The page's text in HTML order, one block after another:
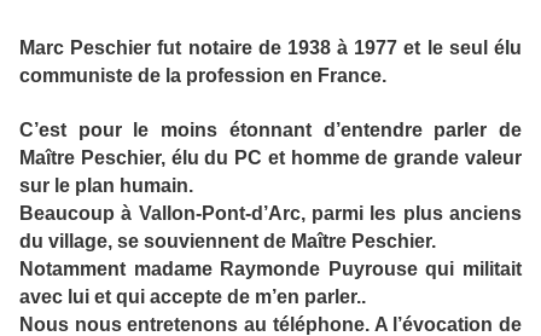
Marc Peschier fut notaire de 1938 à 1977 et le seul élu
communiste de la profession en France.
C’est pour le moins étonnant d’entendre parler de
Maître Peschier, élu du PC et homme de grande valeur
sur le plan humain.
Beaucoup à Vallon-Pont-d’Arc, parmi les plus anciens
du village, se souviennent de Maître Peschier.
Notamment madame Raymonde Puyrouse qui militait
avec lui et qui accepte de m’en parler..
Nous nous entretenons au téléphone. A l’évocation de